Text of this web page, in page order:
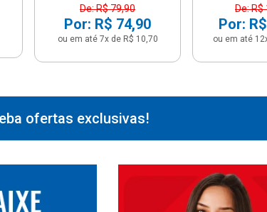
De: R$ 79,90
Por: R$ 74,90
ou em até 7x de R$ 10,70
De: R$
Por:
ou em até
ofertas exclusivas!